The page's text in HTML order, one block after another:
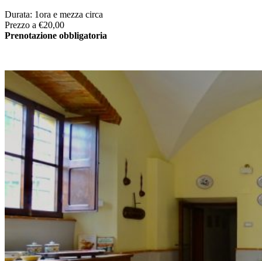
Durata: 1ora e mezza circa
Prezzo a €20,00
Prenotazione obbligatoria